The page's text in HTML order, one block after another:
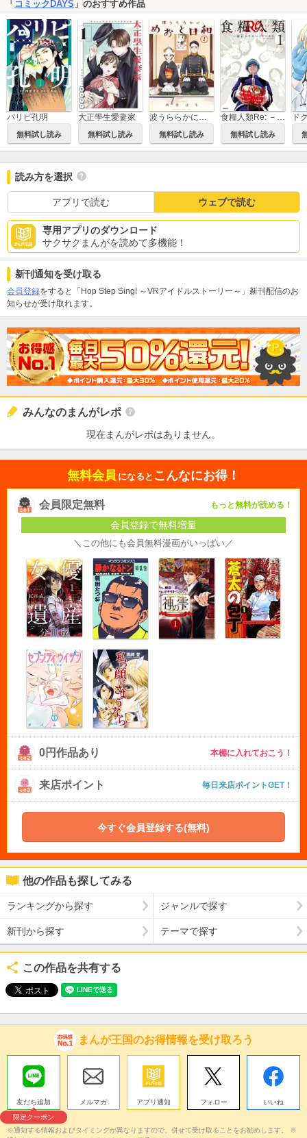
「 コミックDAYS 」のおすすめ作品
パリピ孔明
無料試し読み
大正學生愛妻家
無料試し読み
波うららかに、めおと日和
無料試し読み
食糧人類Re: －Starving Re:velation－
無料試し読み
読み方を選択
アプリで読む ウェブで読む
専用アプリのダウンロード
サクサクまんがを読めて多機能！
新刊通知を受け取る
会員登録をすると「Hop Step Sing! ～VRアイドルストーリー～」新刊配信のお
知らせが受け取れます。
みんなのまんがレポ
現在まんがレポはありません。
無料会員 になると こんなにお得！
会員限定無料 もっと無料が読める！
会員登録で無料増量
＼この他にも会員無料漫画がいっぱい／
0円作品あり 本棚に入れておこう！
来店ポイント 毎日来店ポイントGET！
今すぐ会員登録する(無料)
他の作品も探してみる
ランキングから探す ジャンルで探す
新刊から探す テーマで探す
この作品を共有する
まんが王国のお得情報を受け取ろう
友だち追加
限定クーポン
メルマガ アプリ通知 フォロー いいね
※通知する情報およびタイミングが異なりますので、併せて受け取ることをお勧めします。 ※